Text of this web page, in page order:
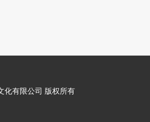
化有限公司 版权所有